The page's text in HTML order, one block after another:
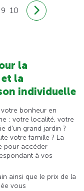
9 10
la
la
individuelle
bonheur en
: votre localité, votre
d'un grand jardin ?
votre famille ? La
pour accéder
à vos
ainsi que le prix de la
vous